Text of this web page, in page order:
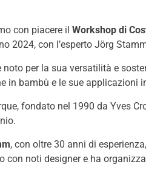
con piacere il Workshop di
2024, con l’esperto Jörg
noto per la sua versatilità e
in bambù e le sue applicazioni
fondato nel 1990 da Yves
, con oltre 30 anni di
con noti designer e ha